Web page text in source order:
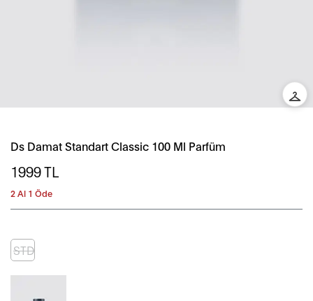
Ds Damat Standart Classic 100 Ml Parfüm
1999TL
2 Al 1 Öde
STD